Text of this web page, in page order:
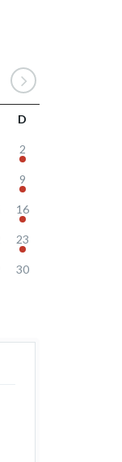
D
2
9
16
23
30